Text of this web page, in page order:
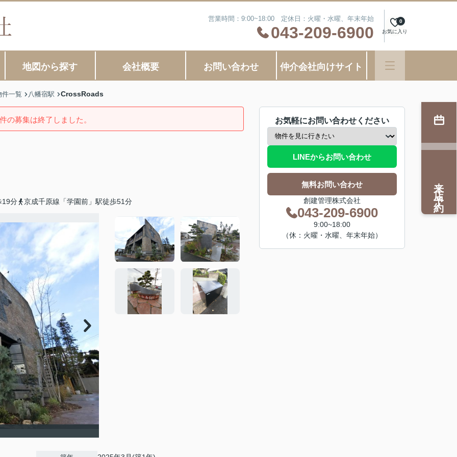
営業時間：9:00~18:00 定休日：火曜・水曜、年末年始
043-209-6900 お気に入り
0
地図から探す 会社概要 お問い合わせ 仲介会社向けサイト
件一覧 八幡宿駅 CrossRoads
の募集は終了しました。
19分 京成千原線「学園前」駅徒歩51分
お気軽にお問い合わせください
LINEからお問い合わせ
無料お問い合わせ
創建管理株式会社
043-209-6900
9:00~18:00
（休：火曜・水曜、年末年始）
来店予約